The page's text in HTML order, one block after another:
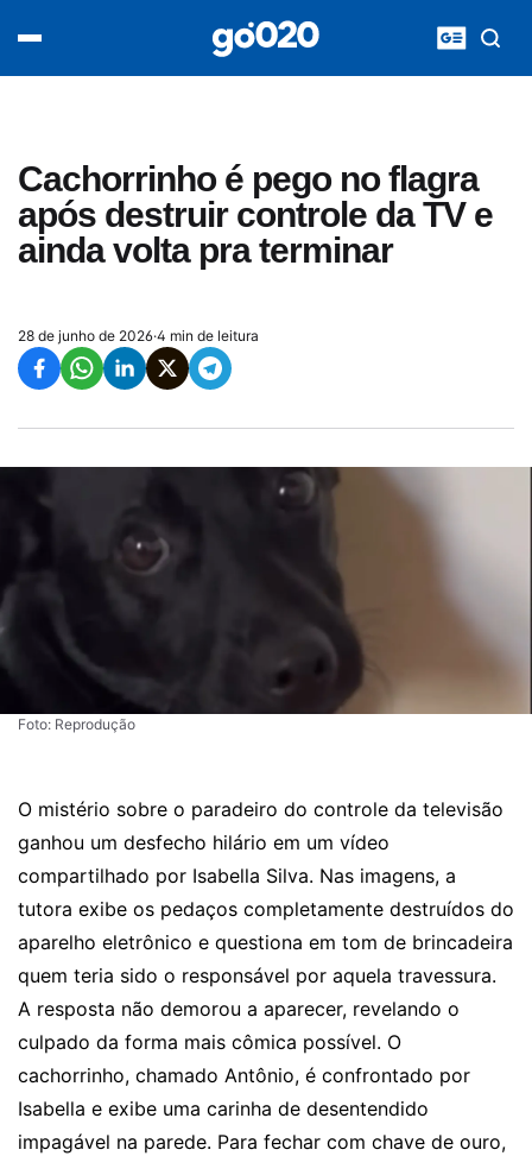
Cachorrinho é pego no flagra
após destruir controle da TV e
ainda volta pra terminar
28 de junho de 2026·4 min de leitura
Foto: Reprodução
O mistério sobre o paradeiro do controle da televisão
ganhou um desfecho hilário em um vídeo
compartilhado por Isabella Silva. Nas imagens, a
tutora exibe os pedaços completamente destruídos do
aparelho eletrônico e questiona em tom de brincadeira
quem teria sido o responsável por aquela travessura.
A resposta não demorou a aparecer, revelando o
culpado da forma mais cômica possível. O
cachorrinho, chamado Antônio, é confrontado por
Isabella e exibe uma carinha de desentendido
impagável na parede. Para fechar com chave de ouro,
acontece agora
entretenimento
vídeos
pod020